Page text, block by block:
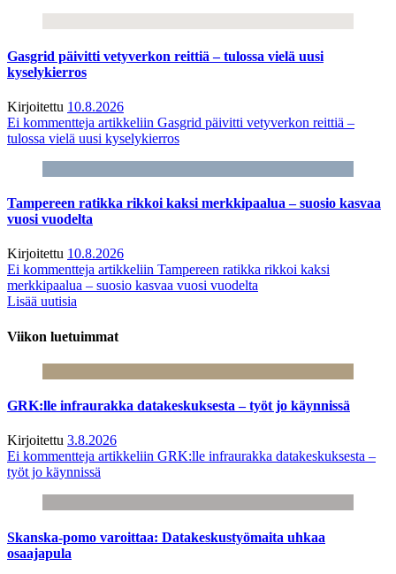
Gasgrid päivitti vetyverkon reittiä – tulossa vielä uusi
kyselykierros
Kirjoitettu 10.8.2026
Ei kommentteja artikkeliin Gasgrid päivitti vetyverkon reittiä –
tulossa vielä uusi kyselykierros
Tampereen ratikka rikkoi kaksi merkkipaalua – suosio kasvaa
vuosi vuodelta
Kirjoitettu 10.8.2026
Ei kommentteja artikkeliin Tampereen ratikka rikkoi kaksi
merkkipaalua – suosio kasvaa vuosi vuodelta
Lisää uutisia
Viikon luetuimmat
GRK:lle infraurakka datakeskuksesta – työt jo käynnissä
Kirjoitettu 3.8.2026
Ei kommentteja artikkeliin GRK:lle infraurakka datakeskuksesta –
työt jo käynnissä
Skanska-pomo varoittaa: Datakeskustyömaita uhkaa
osaajapula